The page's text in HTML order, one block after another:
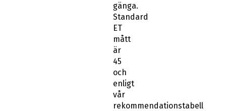
gänga.
Standard
ET
mått
är
45
och
enligt
vår
rekommendationstabell